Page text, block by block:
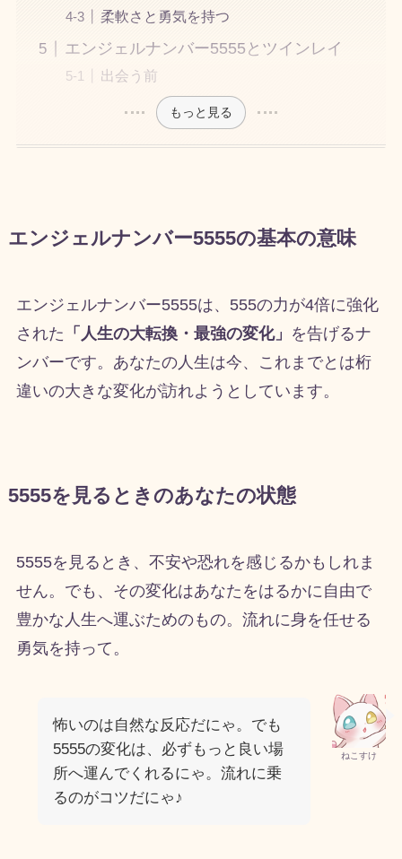
柔軟さと勇気を持つ
エンジェルナンバー5555とツインレイ
出会う前
もっと見る
エンジェルナンバー5555の基本の意味
エンジェルナンバー5555は、555の力が4倍に強化
された 「人生の大転換・最強の変化」 を告げるナ
ンバーです。あなたの人生は今、これまでとは桁
違いの大きな変化が訪れようとしています。
5555を見るときのあなたの状態
5555を見るとき、不安や恐れを感じるかもしれま
せん。でも、その変化はあなたをはるかに自由で
豊かな人生へ運ぶためのもの。流れに身を任せる
勇気を持って。
ねこすけ
怖いのは自然な反応だにゃ。でも
5555の変化は、必ずもっと良い場
所へ運んでくれるにゃ。流れに乗
るのがコツだにゃ♪